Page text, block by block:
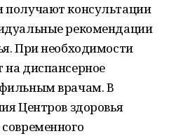
консультации
рекомендации
При необходимости
диспансерное
врачам. В
Центров здоровья